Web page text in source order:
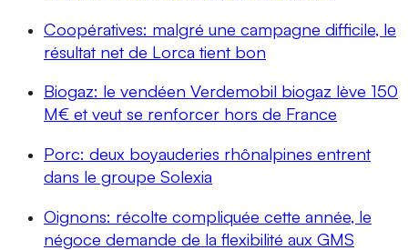
Coopératives: malgré une campagne difficile, le
résultat net de Lorca tient bon
Biogaz: le vendéen Verdemobil biogaz lève 150
M€ et veut se renforcer hors de France
Porc: deux boyauderies rhônalpines entrent
dans le groupe Solexia
Oignons: récolte compliquée cette année, le
négoce demande de la flexibilité aux GMS